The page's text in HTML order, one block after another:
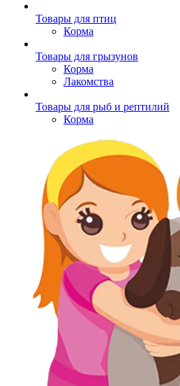
Товары для птиц
Корма
Товары для грызунов
Корма
Лакомства
Товары для рыб и рептилий
Корма